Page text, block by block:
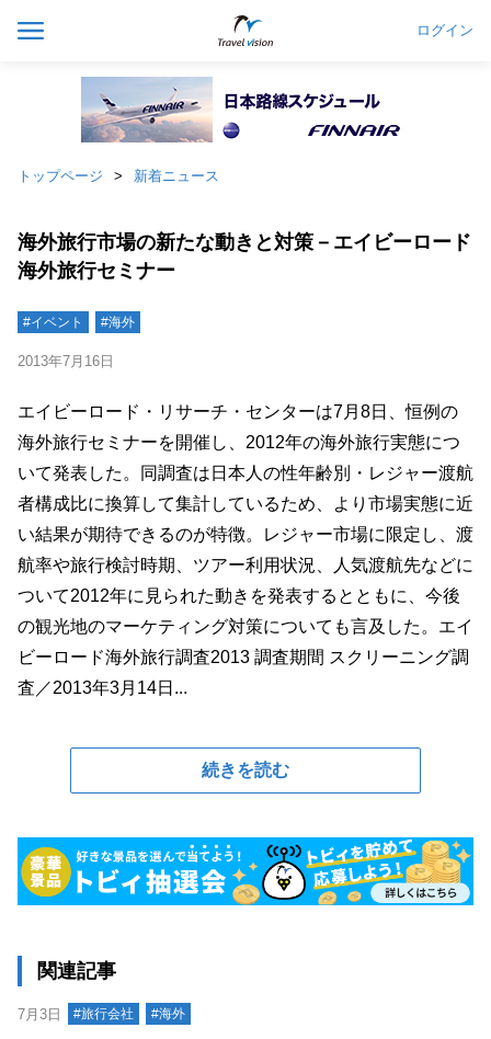
ログイン
トップページ 新着ニュース
海外旅行市場の新たな動きと対策－エイビーロード
海外旅行セミナー
#イベント #海外
2013年7月16日
エイビーロード・リサーチ・センターは7月8日、恒例の
海外旅行セミナーを開催し、2012年の海外旅行実態につ
いて発表した。同調査は日本人の性年齢別・レジャー渡航
者構成比に換算して集計しているため、より市場実態に近
い結果が期待できるのが特徴。レジャー市場に限定し、渡
航率や旅行検討時期、ツアー利用状況、人気渡航先などに
ついて2012年に見られた動きを発表するとともに、今後
の観光地のマーケティング対策についても言及した。エイ
ビーロード海外旅行調査2013 調査期間 スクリーニング調
査／2013年3月14日...
続きを読む
関連記事
7月3日 #旅行会社 #海外